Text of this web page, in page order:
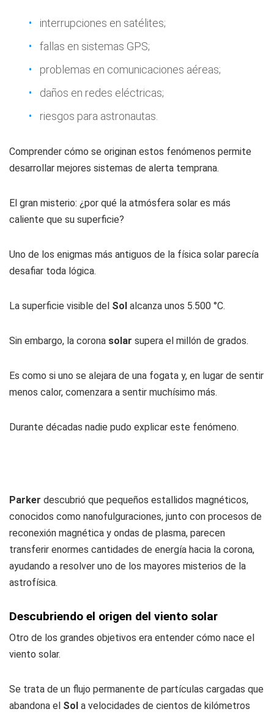
interrupciones en satélites;
fallas en sistemas GPS;
problemas en comunicaciones aéreas;
daños en redes eléctricas;
riesgos para astronautas.
Comprender cómo se originan estos fenómenos permite
desarrollar mejores sistemas de alerta temprana.
El gran misterio: ¿por qué la atmósfera solar es más
caliente que su superficie?
Uno de los enigmas más antiguos de la física solar parecía
desafiar toda lógica.
La superficie visible del Sol alcanza unos 5.500 °C.
Sin embargo, la corona solar supera el millón de grados.
Es como si uno se alejara de una fogata y, en lugar de sentir
menos calor, comenzara a sentir muchísimo más.
Durante décadas nadie pudo explicar este fenómeno.
Parker descubrió que pequeños estallidos magnéticos,
conocidos como nanofulguraciones, junto con procesos de
reconexión magnética y ondas de plasma, parecen
transferir enormes cantidades de energía hacia la corona,
ayudando a resolver uno de los mayores misterios de la
astrofísica.
Descubriendo el origen del viento solar
Otro de los grandes objetivos era entender cómo nace el
viento solar.
Se trata de un flujo permanente de partículas cargadas que
abandona el Sol a velocidades de cientos de kilómetros